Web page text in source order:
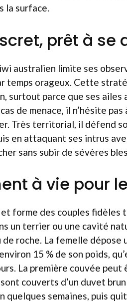
la surface.
prêt à se
australien limite ses
temps orageux. Cette
surtout parce que ses
de menace, il n’hésite
Très territorial, il défend
en attaquant ses intrus
sans subir de sévères
à vie pour
et forme des couples fidèles
un terrier ou une cavité
de roche. La femelle
15 % de son poids,
La première couvée peut
couverts d’un duvet
quelques semaines, puis